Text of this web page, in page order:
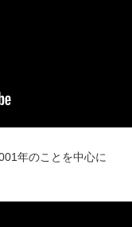
年のことを中心に